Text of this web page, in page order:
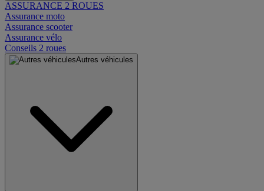
ASSURANCE 2 ROUES
Assurance moto
Assurance scooter
Assurance vélo
Conseils 2 roues
Autres véhicules